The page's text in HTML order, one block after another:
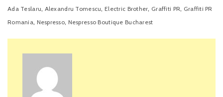
Ada Teslaru, Alexandru Tomescu, Electric Brother, Graffiti PR, Graffiti PR
Romania, Nespresso, Nespresso Boutique Bucharest